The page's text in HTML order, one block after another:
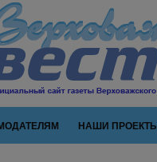
НАШИ ПРОЕКТЫ